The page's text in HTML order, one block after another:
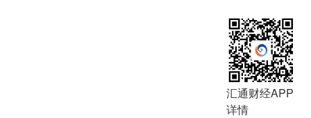
汇通财经APP
详情